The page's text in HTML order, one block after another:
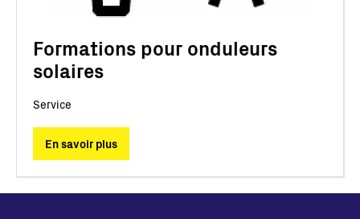
Formations pour onduleurs
solaires
Service
En savoir plus